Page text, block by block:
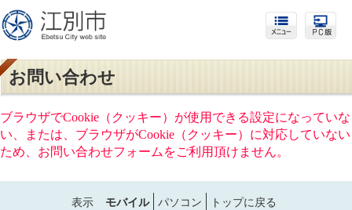
お問い合わせ
ブラウザでCookie（クッキー）が使用できる設定になっていな
い、または、ブラウザがCookie（クッキー）に対応していない
ため、お問い合わせフォームをご利用頂けません。
表示 モバイル パソコン トップに戻る